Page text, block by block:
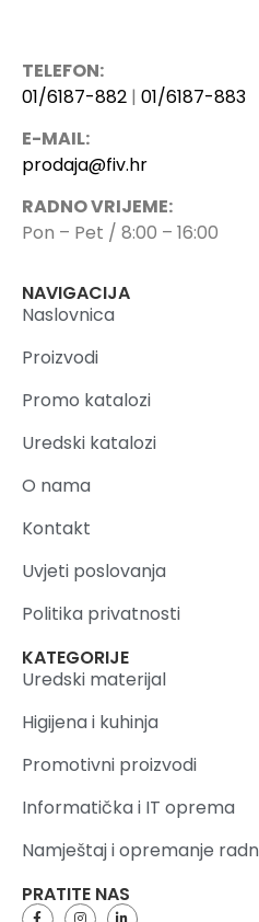
TELEFON:
01/6187-882 | 01/6187-883
E-MAIL:
prodaja@fiv.hr
RADNO VRIJEME:
Pon – Pet / 8:00 – 16:00
NAVIGACIJA
Naslovnica
Proizvodi
Promo katalozi
Uredski katalozi
O nama
Kontakt
Uvjeti poslovanja
Politika privatnosti
KATEGORIJE
Uredski materijal
Higijena i kuhinja
Promotivni proizvodi
Informatička i IT oprema
Namještaj i opremanje
PRATITE NAS